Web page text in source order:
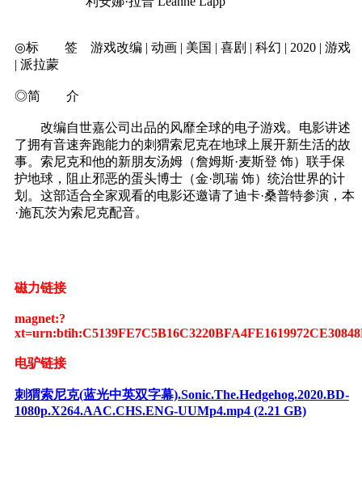
◎标 签 游戏改编 | 动画 | 美国 | 喜剧 | 科幻 | 2020 | 游戏
| 派拉蒙
◎简 介
改编自世嘉公司出品的风靡全球的电子游戏。电影讲述
了拥有音速奔跑能力的刺猬索尼克在地球上展开新生活的故
事。索尼克和他的新朋友汤姆（詹姆斯·麦斯登 饰）联手保
护地球，阻止邪恶的蛋头博士（金·凯瑞 饰）统治世界的计
划。这部适合全家观看的电影还邀请了迪卡·桑普特参演，本
·施瓦茨为索尼克配音。
磁力链接
magnet:?
电驴链接
刺猬索尼克(蓝光中英双字幕).Sonic.The.Hedgehog.2020.BD-
1080p.X264.AAC.CHS.ENG-UUMp4.mp4 (2.21 GB)